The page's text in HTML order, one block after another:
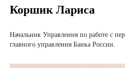
Коршик Лариса
Начальник Управления по работе с
главного управления Банка России.